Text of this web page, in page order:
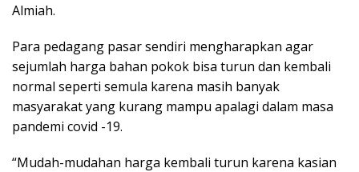
Almiah.
Para pedagang pasar sendiri mengharapkan agar
sejumlah harga bahan pokok bisa turun dan kembali
normal seperti semula karena masih banyak
masyarakat yang kurang mampu apalagi dalam masa
pandemi covid -19.
“Mudah-mudahan harga kembali turun karena kasian